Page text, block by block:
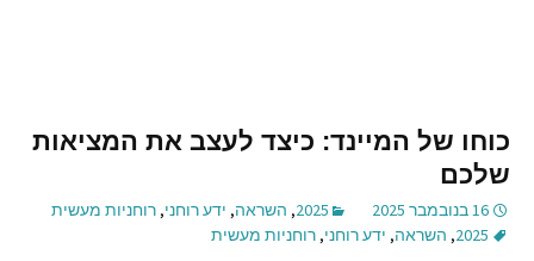
כוחו של המיינד: כיצד לעצב את המציאות
שלכם
16 בנובמבר 2025 2025
, השראה, ידע רוחני, רוחניות מעשית
2025
, השראה, ידע רוחני, רוחניות מעשית